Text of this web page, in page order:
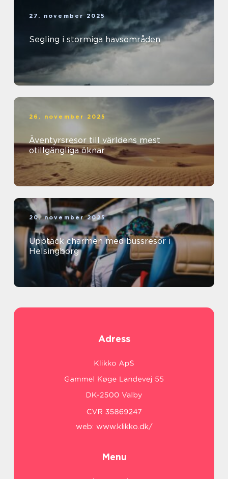
27. november 2025
Segling i stormiga havsområden
26. november 2025
Äventyrsresor till världens mest
otillgängliga öknar
20. november 2025
Upptäck charmen med bussresor i
Helsingborg
Adress
web: www.klikko.dk/
Menu